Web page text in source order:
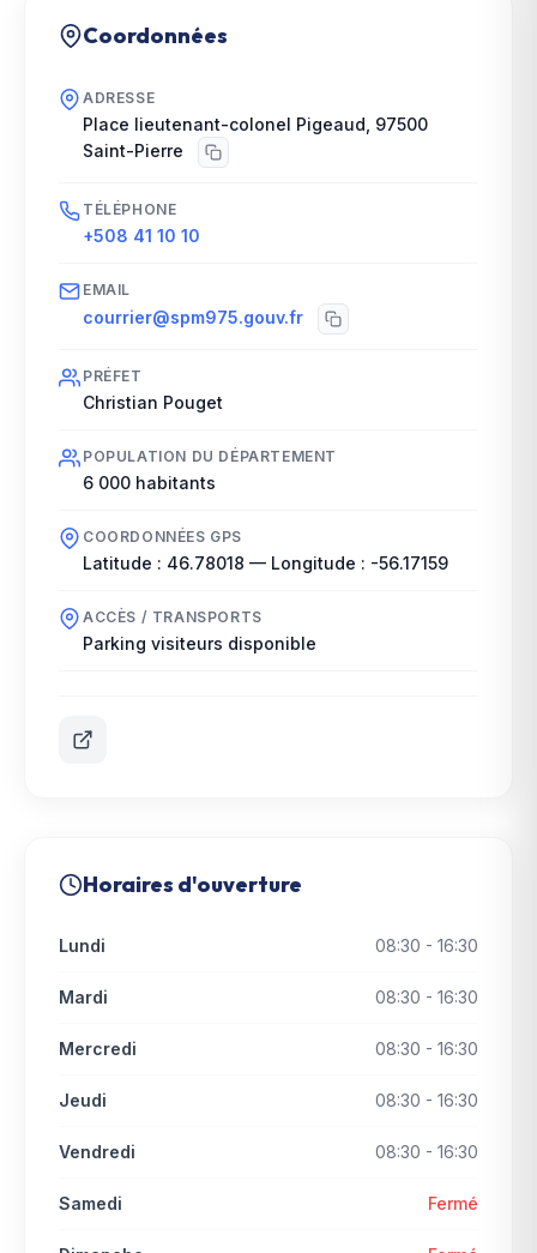
Coordonnées
ADRESSE
Place lieutenant-colonel Pigeaud 97500
Saint-Pierre
TÉLÉPHONE
+508 41 10 10
EMAIL
courrier@spm975.gouv.fr
PRÉFET
Christian Pouget
POPULATION DU DÉPARTEMENT
6 000 habitants
COORDONNÉES GPS
Latitude : 46.78018 — Longitude : -56.17159
ACCÈS / TRANSPORTS
Parking visiteurs disponible
Horaires d'ouverture
Lundi 08:30 - 16:30
Mardi 08:30 - 16:30
Mercredi 08:30 - 16:30
Jeudi 08:30 - 16:30
Vendredi 08:30 - 16:30
Samedi Fermé